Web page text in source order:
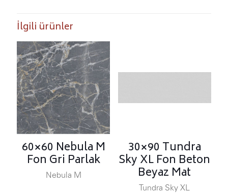
İlgili ürünler
60×60 Nebula M
Fon Gri Parlak
Nebula M
30×90 Tundra
Sky XL Fon Beton
Beyaz Mat
Tundra Sky XL